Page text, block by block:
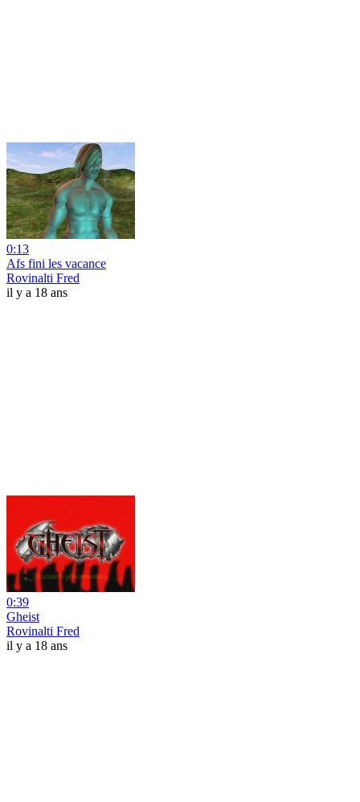
0:13
Afs fini les vacance
Rovinalti Fred
il y a 18 ans
0:39
Gheist
Rovinalti Fred
il y a 18 ans